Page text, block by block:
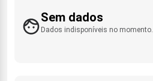
Sem dados
Dados indisponíveis no momento.